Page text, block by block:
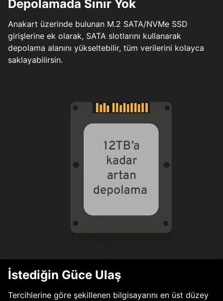
Depolamada Sınır Yok
Anakart üzerinde bulunan M.2 SATA/NVMe SSD
girişlerine ek olarak, SATA slotlarını kullanarak
depolama alanını yükseltebilir, tüm verilerini kolayca
saklayabilirsin.
İstediğin Güce Ulaş
Tercihlerine göre şekillenen bilgisayarını en üst düzey